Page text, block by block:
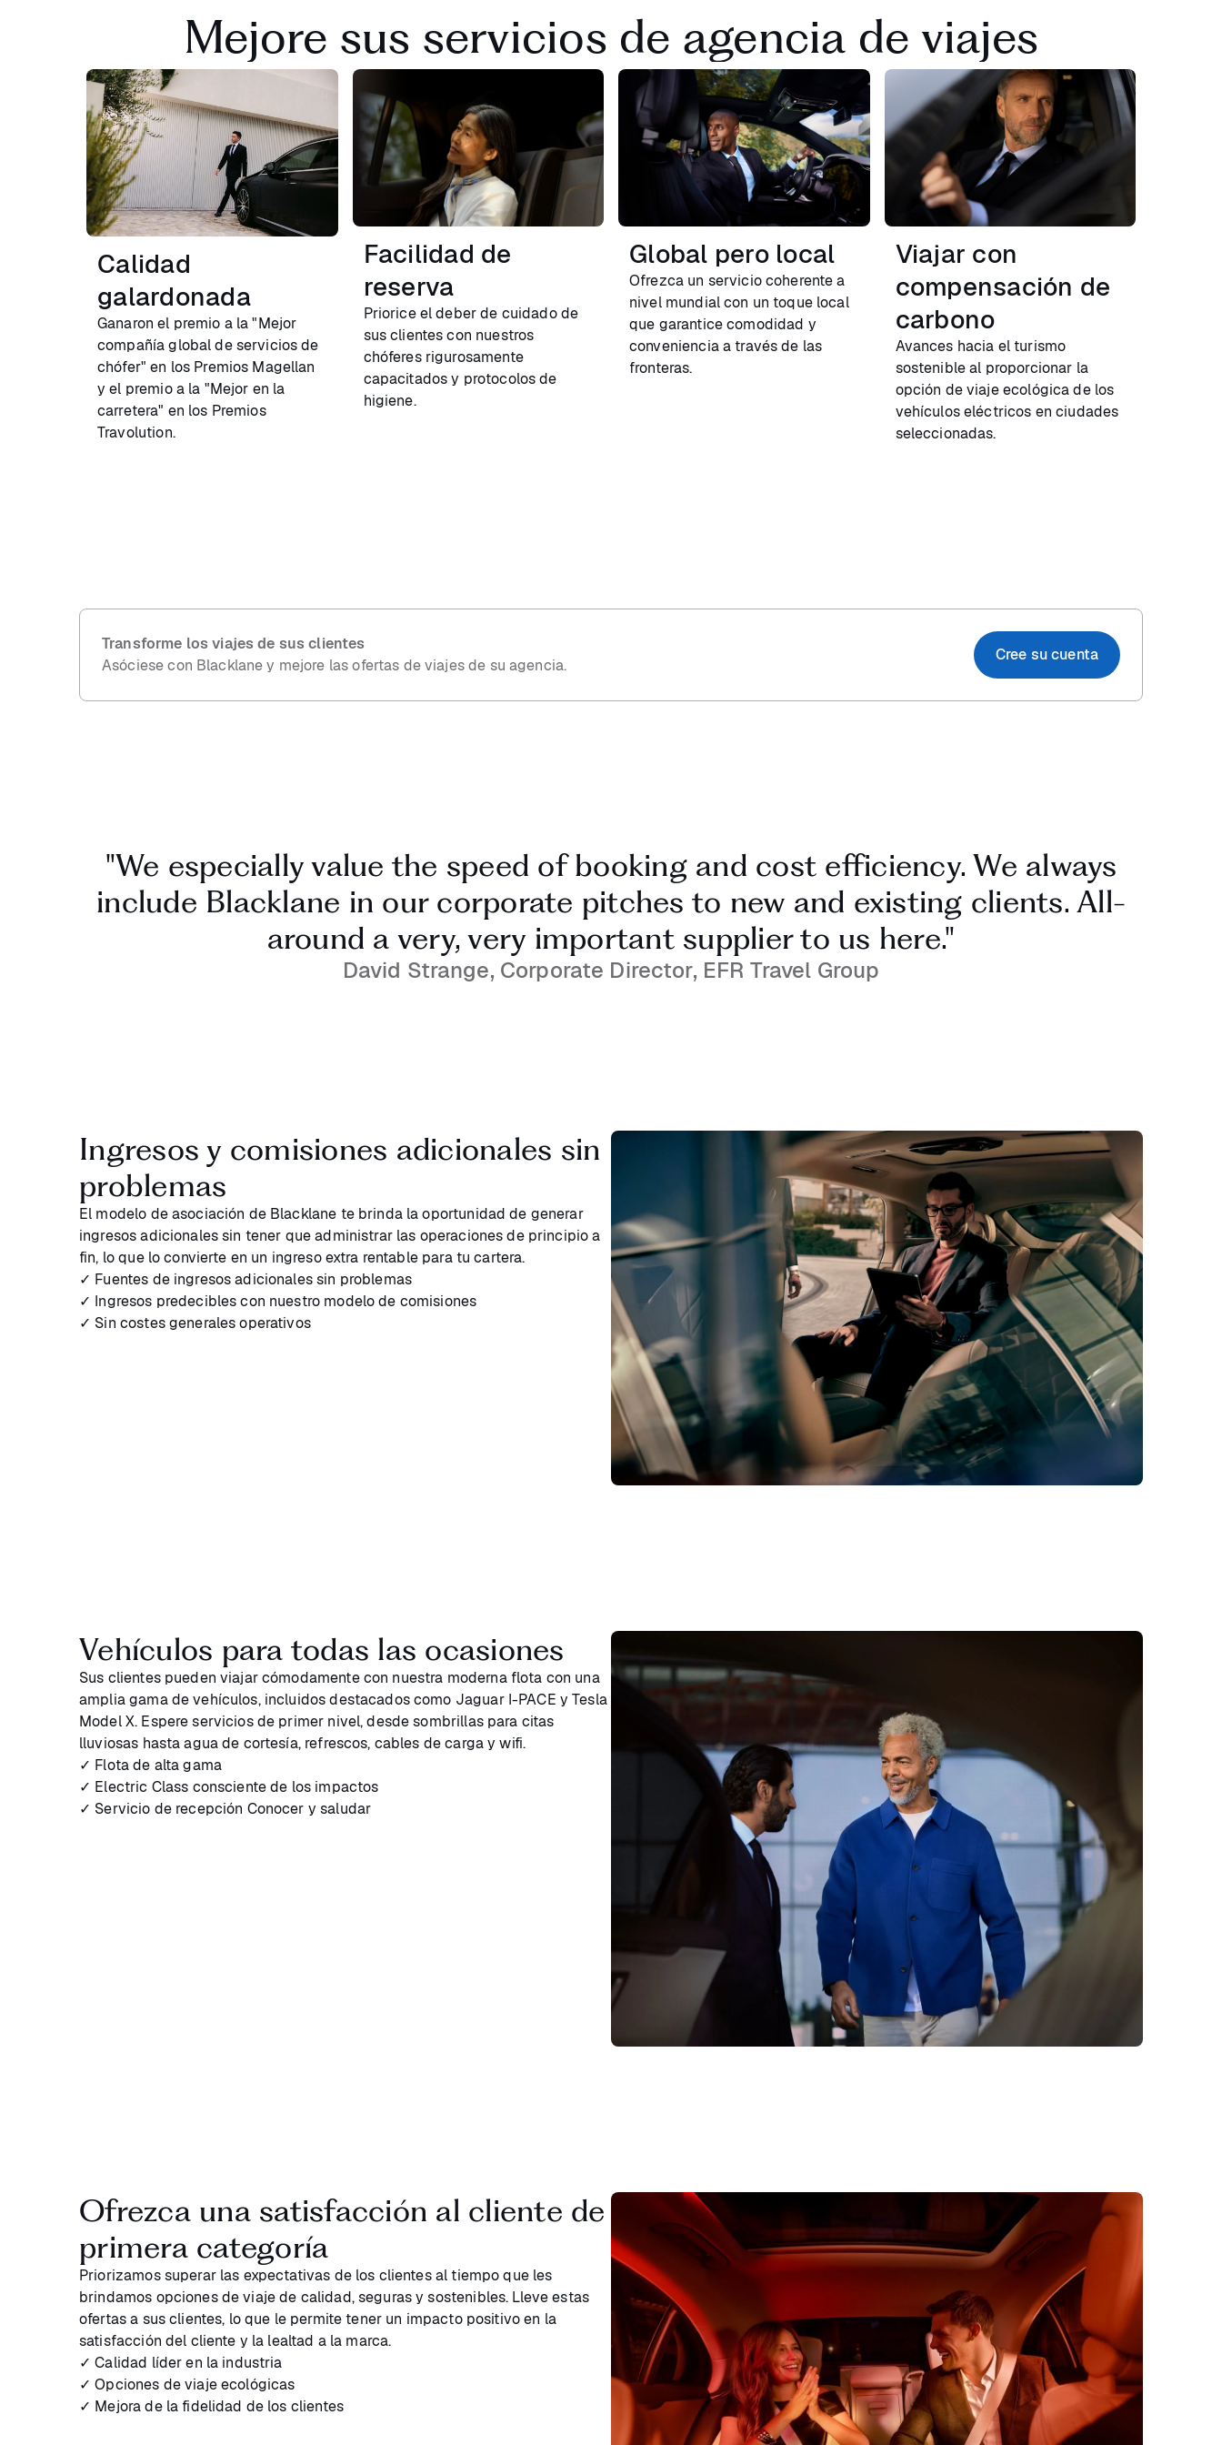
Mejore sus servicios de agencia de viajes
Calidad
galardonada
Ganaron el premio a la "Mejor
compañía global de servicios de
chófer" en los Premios Magellan
y el premio a la "Mejor en la
carretera" en los Premios
Travolution.
Facilidad de
reserva
Priorice el deber de cuidado de
sus clientes con nuestros
chóferes rigurosamente
capacitados y protocolos de
higiene.
Global pero local
Ofrezca un servicio coherente a
nivel mundial con un toque local
que garantice comodidad y
conveniencia a través de las
fronteras.
Viajar con
compensación de
carbono
Avances hacia el turismo
sostenible al proporcionar la
opción de viaje ecológica de los
vehículos eléctricos en ciudades
seleccionadas.
Transforme los viajes de sus clientes
Asóciese con Blacklane y mejore las ofertas de viajes de su agencia.
Cree su cuenta
"We especially value the speed of booking and cost efficiency. We always
include Blacklane in our corporate pitches to new and existing clients. All-
around a very, very important supplier to us here."
David Strange, Corporate Director, EFR Travel Group
Ingresos y comisiones adicionales sin
problemas
El modelo de asociación de Blacklane te brinda la oportunidad de generar
ingresos adicionales sin tener que administrar las operaciones de principio a
fin, lo que lo convierte en un ingreso extra rentable para tu cartera.
✓ Fuentes de ingresos adicionales sin problemas
✓ Ingresos predecibles con nuestro modelo de comisiones
✓ Sin costes generales operativos
Vehículos para todas las ocasiones
Sus clientes pueden viajar cómodamente con nuestra moderna flota con una
amplia gama de vehículos, incluidos destacados como Jaguar I-PACE y Tesla
Model X. Espere servicios de primer nivel, desde sombrillas para citas
lluviosas hasta agua de cortesía, refrescos, cables de carga y wifi.
✓ Flota de alta gama
✓ Electric Class consciente de los impactos
✓ Servicio de recepción Conocer y saludar
Ofrezca una satisfacción al cliente de
primera categoría
Priorizamos superar las expectativas de los clientes al tiempo que les
brindamos opciones de viaje de calidad, seguras y sostenibles. Lleve estas
ofertas a sus clientes, lo que le permite tener un impacto positivo en la
satisfacción del cliente y la lealtad a la marca.
✓ Calidad líder en la industria
✓ Opciones de viaje ecológicas
✓ Mejora de la fidelidad de los clientes